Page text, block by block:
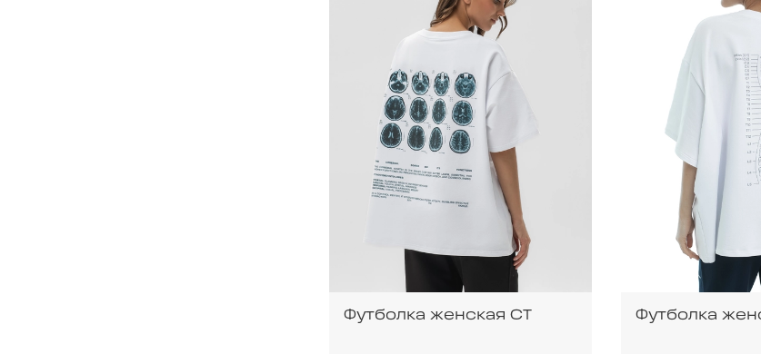
Футболка женская CT Футболка